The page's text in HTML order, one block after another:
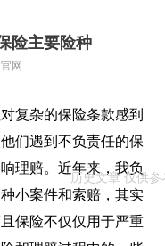
险主要险种
网
复杂的保险条款感到
们遇到不负责任的保
理赔。近年来，我负
小案件和索赔，其实
保险不仅仅用于严重